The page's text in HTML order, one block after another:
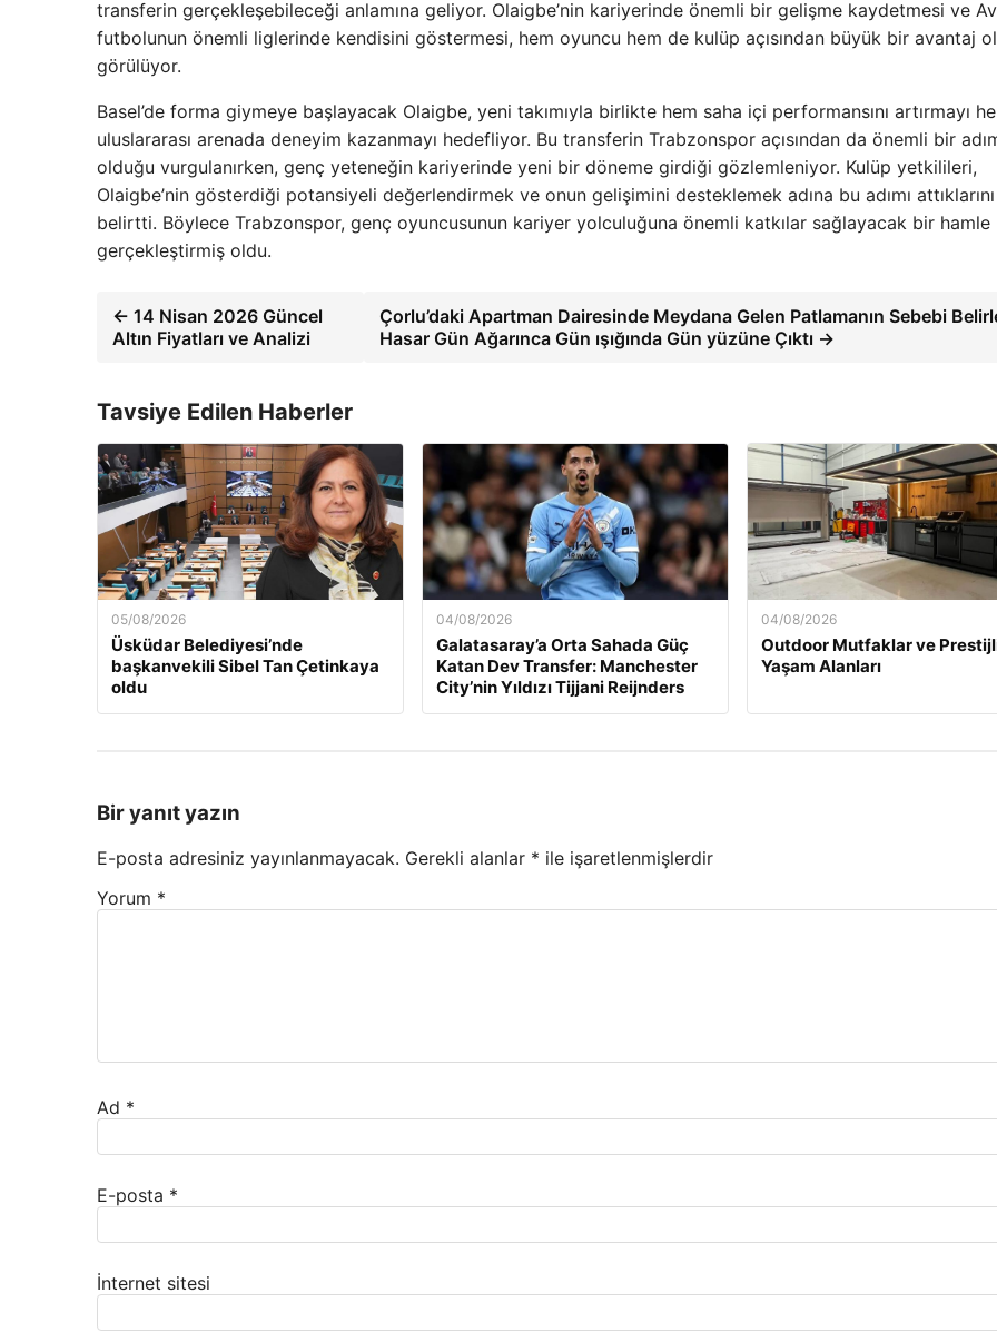
transferin gerçekleşebileceği anlamına geliyor. Olaigbe’nin kariyerinde önemli bir gelişme kaydetmesi ve
futbolunun önemli liglerinde kendisini göstermesi, hem oyuncu hem de kulüp açısından büyük bir avantaj
görülüyor.
Basel’de forma giymeye başlayacak Olaigbe, yeni takımıyla birlikte hem saha içi performansını artırmayı
uluslararası arenada deneyim kazanmayı hedefliyor. Bu transferin Trabzonspor açısından da önemli bir
olduğu vurgulanırken, genç yeteneğin kariyerinde yeni bir döneme girdiği gözlemleniyor. Kulüp yetkilileri,
Olaigbe’nin gösterdiği potansiyeli değerlendirmek ve onun gelişimini desteklemek adına bu adımı attıklarını
belirtti. Böylece Trabzonspor, genç oyuncusunun kariyer yolculuğuna önemli katkılar sağlayacak bir hamle
gerçekleştirmiş oldu.
← 14 Nisan 2026 Güncel
Altın Fiyatları ve Analizi
Çorlu’daki Apartman Dairesinde Meydana Gelen Patlamanın Sebebi
Hasar Gün Ağarınca Gün ışığında Gün yüzüne Çıktı →
Tavsiye Edilen Haberler
05/08/2026
Üsküdar Belediyesi’nde
başkanvekili Sibel Tan Çetinkaya
oldu
04/08/2026
Galatasaray’a Orta Sahada Güç
Katan Dev Transfer: Manchester
City’nin Yıldızı Tijjani Reijnders
04/08/2026
Outdoor Mutfaklar ve
Yaşam Alanları
Bir yanıt yazın
E-posta adresiniz yayınlanmayacak. Gerekli alanlar * ile işaretlenmişlerdir
Yorum *
Ad *
E-posta *
İnternet sitesi